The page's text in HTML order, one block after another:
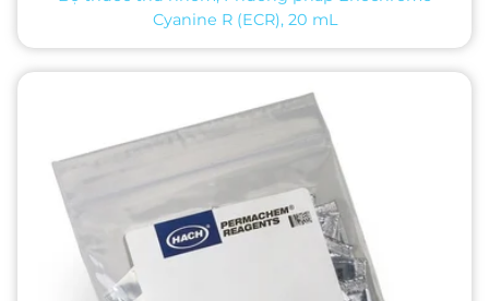
Cyanine R (ECR), 20 mL